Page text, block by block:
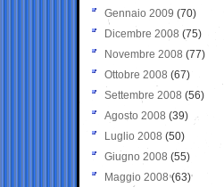
Gennaio 2009 (70)
Dicembre 2008 (75)
Novembre 2008 (77)
Ottobre 2008 (67)
Settembre 2008 (56)
Agosto 2008 (39)
Luglio 2008 (50)
Giugno 2008 (55)
Maggio 2008(63)